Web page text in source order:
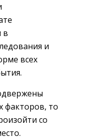
в
и
всех
факторов, то
со